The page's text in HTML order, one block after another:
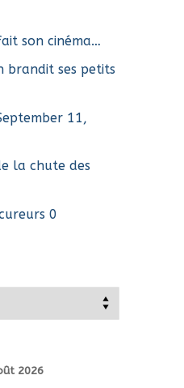
son cinéma…
brandit ses petits
11,
la chute des
0
2026